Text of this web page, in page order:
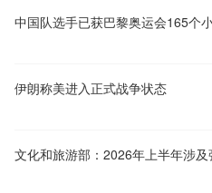
伊朗称美进入正式战争状态